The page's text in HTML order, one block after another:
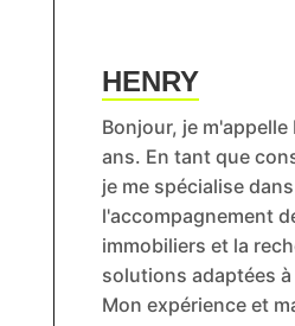
HENRY
Bonjour, je
ans. En tant que
je me spécialise dans
l'accompagnement
immobiliers et la
solutions adaptées
Mon expérience et